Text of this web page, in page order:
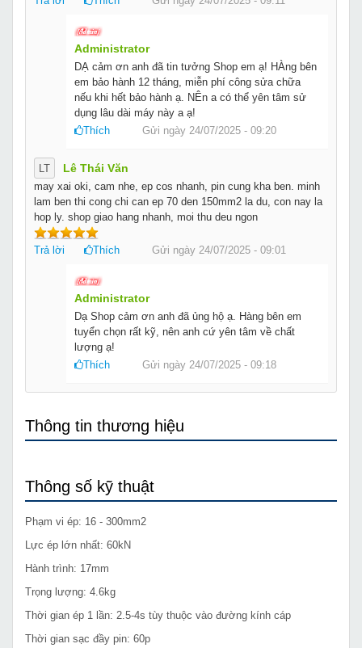
Administrator
DẠ cảm ơn anh đã tin tưởng Shop em ạ! HÀng bên
em bảo hành 12 tháng, miễn phí công sửa chữa
nếu khi hết bảo hành ạ. NÊn a có thể yên tâm sử
dụng lâu dài máy này a ạ!
Thích
Gửi ngày 24/07/2025 - 09:20
LT Lê Thái Văn
may xai oki, cam nhe, ep cos nhanh, pin cung kha ben. minh
lam ben thi cong chi can ep 70 den 150mm2 la du, con nay la
hop ly. shop giao hang nhanh, moi thu deu ngon
Trả lời Thích Gửi ngày 24/07/2025 - 09:01
Administrator
Dạ Shop cảm ơn anh đã ủng hộ ạ. Hàng bên em
tuyển chọn rất kỹ, nên anh cứ yên tâm về chất
lượng ạ!
Thích
Gửi ngày 24/07/2025 - 09:18
Thông tin thương hiệu
Thông số kỹ thuật
Phạm vi ép: 16 - 300mm2
Lực ép lớn nhất: 60kN
Hành trình: 17mm
Trọng lượng: 4.6kg
Thời gian ép 1 lần: 2.5-4s tùy thuộc vào đường kính cáp
Thời gian sạc đầy pin: 60p